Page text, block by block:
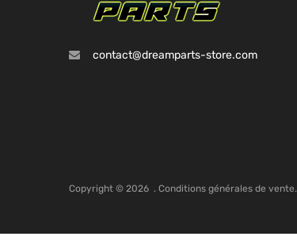
contact@dreamparts-store.com
Copyright © 2026 . Conditions générales de vente.